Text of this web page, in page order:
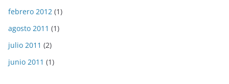
febrero 2012 (1)
agosto 2011 (1)
julio 2011 (2)
junio 2011 (1)